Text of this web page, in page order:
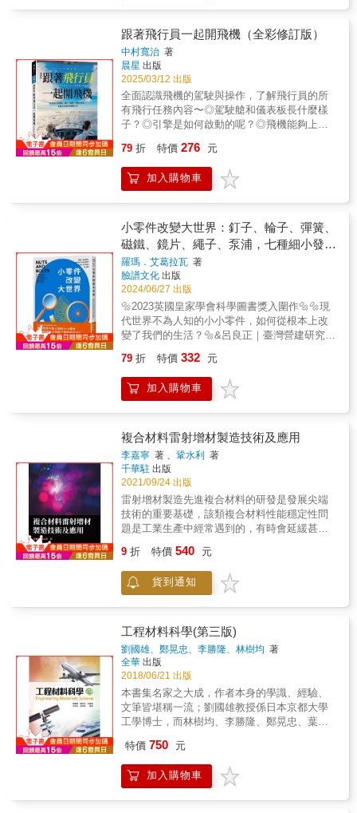
預孔的加工與尺寸（公稱直徑）、螺絲的位
置、螺絲長度等。無論是選擇現有的規格品或
是自行製造專屬的螺絲，前者需要具備能夠選
用適當的螺絲並加以應用的能力，後者透過學
習如何使用切削加工、鐓製及滾製加工、3D列
印等來製作螺絲，同時可加深對螺絲工法的理
解。本書專為愈來愈多的自造者讀者量身打
造，透過本書能夠學習到螺絲全方位的完備知
識，並且透過動手實踐，將創意具體實現。 數
格與高附加價值需求運用螺絲功能結構×材料力
學×加工處理，活化製造運動和STEAM教育理
念本書特色：‧鎖固與鬆動防範措施須知：螺絲
力學、鎖固管控與鎖固工具；旋轉鬆動與非旋
轉鬆動‧規格國際標準化：JIS、ISO、公制、英
制、識別記號、尺寸公差、螺絲用語、共通規
格等‧螺紋螺絲種類知識一應俱全：各部位名稱
（螺紋角度、螺距、有效直徑）、形狀（公制
螺紋、統一標準螺紋、管螺紋）、種類（小螺
絲、自攻螺絲、止迴螺絲、螺栓、螺帽、墊
圈）‧螺絲材料與強度全面掌握：理解各種材料
（鋼、銅、金屬、塑膠等）、表面處理（電
度、韌性、耐蝕性、耐熱性等）與強度（彈性
與塑性、應力、彈性模量、應變等）‧螺絲如何
製造而成的各種加工法：切削加工（會產生切
高其耐磨損性等）、3D列印 讀完本書你將學
會：第1章自造者必備知識‧自造者展覽‧螺絲歷
史第2～4章了解螺絲‧作用‧規格‧種類使用螺絲‧
材料‧強度‧力學‧鎖固‧工具製造螺絲‧切削加工‧塑
性加工‧3D列印第5章螺絲發展及未來‧業界作品‧
玩具及教材
跟著飛行員一起開飛機（全彩修訂版）
中村寬治 著
晨星 出版
2025/03/12 出版
全面認識飛機的駕駛與操作，了解飛行員的所
有飛行任務內容〜◎駕駛艙和儀表板長什麼樣
子？◎引擎是如何啟動的呢？◎飛機能夠上升
急情況與搖晃，怎樣安全降落？◎燃料是儲存
在什麼地方呢？◎空中巴士和波音飛機的自動
降落功能有何不同？◎如果天氣不好，無法看
本書，從出發前的準備，到啟動、起飛、巡
航、下降高度、進場、降落、緊急狀態的對應
等，所有飛行員的任務內容，都將以彩色圖解
方式實況報導，徹底解開隱藏在駕駛艙中的飛
行祕密。本書特色1、【全彩圖解】認識飛機的
駕駛與操作，了解怎麼將飛機開上天！ 「從準
備出發到降落，飛行員在駕駛艙裡到底在做些
什麼呢？」「緊急狀況發生時，飛行員是如何
應對的呢？」旅行和出差搭乘飛機時，你是否
曾經對於「飛行員到底在做什麼」產生莫大的
程都看不到，反而更加深了我們的疑惑與好
奇。透過這本書，從出發前的準備，到啟動、
起飛、巡航、下降高度、進場、降落、緊急事
彩色圖解方式實況報導。2、作者是著名航空解
說家，以實際參與過航線任務的角度，解說所
有關於飛行的疑問，淺談飛機操作及裝置構
造，希望能以容易理解的方式將關於飛機的一
切傳達給讀者。
79 折 特價 276 元
加入購物車
小零件改變大世界：釘子、輪子、彈簧、
磁鐵、鏡片、繩子、泵浦，七種細小發明
如何成為現代文明的重要推手？
羅瑪．艾葛拉瓦 著
臉譜文化 出版
2024/06/27 出版
🔩2023英國皇家學會科學圖書獎入圍作🔩🔩現
代世界不為人知的小小零件，如何從根本上改
變了我們的生活？🔩&呂良正｜臺灣營建研究院
｜臺北市立建國高中歷史科教師鄧建國｜國立
臺灣師範大學設計系所教授簡麗賢｜臺北市立
第一女子高級中學物理教師&mdash;&mdash;
史中，許多矚目的發明與創新相繼誕生，讓我
們今天得以過上舒適的生活，並能享受科技發
展帶來的便利。& 論及人類最偉大的工程奇
蹟，我們可能首先會想到許多恢弘的建築物或
精密的機器。這些成就固然令人讚嘆不已，但
其實一些微小而簡單的結構零件更值得我們關
注，因為改變世界的往往是這些小零件，它們
是文明與科技的基石，若沒有它們，現代世界
賴以運作的各種事物將不復存在
艦，人類能夠上天下海，全是小小釘子的功
勞？ 🛞輪子怎樣開啟了人類的探險時代，
讓我們的足跡遍布地球，甚至踏足宇宙？
起，並形塑今天的城市生活？ 🧲不只是導
航，磁鐵還幫助我們打破空間限制，讓距離不
再窒礙溝通與交流？ 🔎鏡片如何促進醫學
變革，讓人類掌握生命密碼，甚至讓創造生命
變成可能？ 🪢兼顧實用與美學功能的繩
子，數千年來也為我們提供了心靈上的療
癒？ ⛽從取水工具到人工心臟，人類如何
& 《如何在果凍上蓋城市？》的作者、曾參
與建造西歐最高建築物碎片塔的結構工程師羅
瑪．艾葛拉瓦，將帶領我們走進工程學的微觀
79 折 特價 332 元
加入購物車
複合材料雷射增材製造技術及應用
李嘉寧 著 、鞏水利
著
千華駐 出版
2021/09/24 出版
雷射增材製造先進複合材料的研發是發展尖端
技術的重要基礎，該類複合材料性能穩定性問
題是工業生產中經常遇到的，有時會延緩甚至
發展需要，實現雷射增材製造材料局部組織與
性能一體化精準控制，進一步改進雷射增材製
造複合材料的品質已非常重要。 複合材料雷射
材製造技術的發展及應用進行介紹，全書共7
章：第1章介紹雷射加工與增材製造技術的基本
原理與發展情況；第2章介紹雷射增材製造工藝
與裝備；第3章介紹複合材料雷射熔覆層局部-
整體界面的結構、演變機理、結合機制及性
能；第4~ 6章針對近年來廣受人們關注的先進
材料，如金屬基/陶瓷複合材料、非晶- 奈米化
複合材料、金屬元素改性複合材料等的雷射製
造問題進行介紹；第7 章給出一些雷射增材複
實際工業生產。 全書針對近年來廣受人們關注
的複合材料的雷射增材製造問題，對其製造原
理、工藝特性、成形機理及局部組織等做了系
9 折 特價 540 元
貨到通知
工程材料科學(第三版)
劉國雄、鄭晃忠、李勝隆、林樹均 著
全華 出版
2018/06/21 出版
本書集名家之大成，作者本身的學識、經驗、
文筆皆堪稱一流；劉國雄教授係日本京都大學
工學博士，而林樹均、李勝隆、鄭晃忠、葉均
均執教於國內知名學府。今有幸邀集諸位教授
將數年來的寶貴心得編纂成書，分享讀者。目
前材料在工業之各種不同領域上扮演著舉足輕
特價 750 元
加入購物車